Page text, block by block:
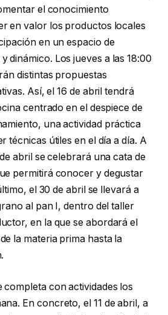
el conocimiento
en valor los productos locales
en un espacio de
dinámico. Los jueves a las 18:00
distintas propuestas
Así, el 16 de abril tendrá
centrado en el despiece de
una actividad práctica
técnicas útiles en el día a día. A
abril se celebrará una cata de
permitirá conocer y degustar
el 30 de abril se llevará a
al pan I, dentro del taller
en la que se abordará el
la materia prima hasta la
completa con actividades los
En concreto, el 11 de abril, a